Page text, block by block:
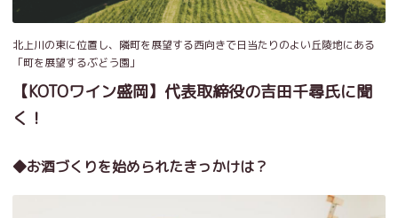
北上川の東に位置し、隣町を展望する西向きで日当たりのよい丘陵地にある
「町を展望するぶどう園」
【KOTOワイン盛岡】代表取締役の吉田千尋氏に聞
く！
◆お酒づくりを始められたきっかけは？